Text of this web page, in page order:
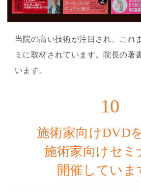
当院の高い技術が注目され、これ
ミに取材されています。院長の著
います。
10
施術家向けDVD
施術家向けセミ
開催していま